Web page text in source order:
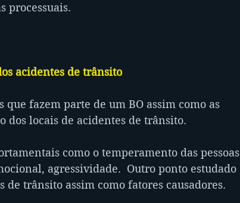
processuais.
acidentes de trânsito
que fazem parte de um BO assim como as
dos locais de acidentes de trânsito.
como o temperamento das pessoas
agressividade.  Outro ponto estudado
de trânsito assim como fatores causadores.